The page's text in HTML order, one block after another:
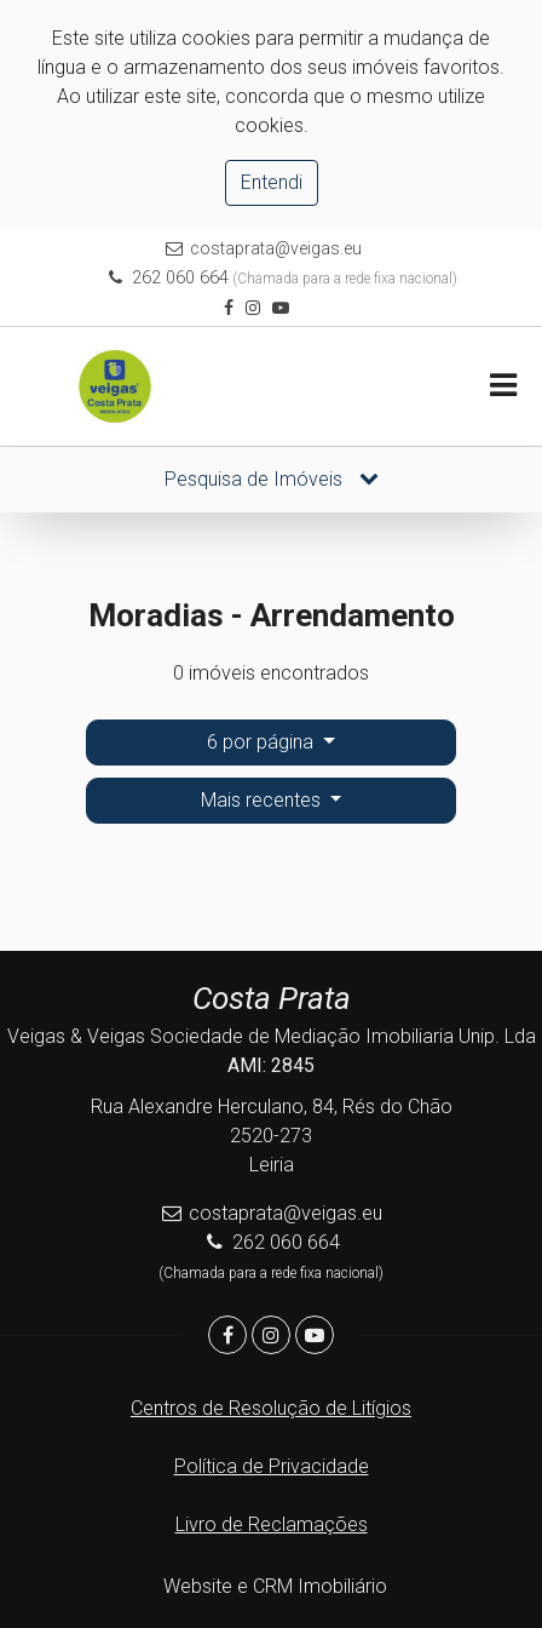
Este site utiliza cookies para permitir a mudança de
língua e o armazenamento dos seus imóveis favoritos.
Ao utilizar este site, concorda que o mesmo utilize
cookies.
Entendi
costaprata@veigas.eu
262 060 664(Chamada para a rede fixa nacional)
Pesquisa de Imóveis
Moradias - Arrendamento
0 imóveis encontrados
6 por página
Mais recentes
Costa Prata
Veigas & Veigas Sociedade de Mediação Imobiliaria Unip. Lda
AMI: 2845
Rua Alexandre Herculano, 84, Rés do Chão
2520-273
Leiria
costaprata@veigas.eu
262 060 664
(Chamada para a rede fixa nacional)
Centros de Resolução de Litígios
Política de Privacidade
Livro de Reclamações
Website e CRM Imobiliário